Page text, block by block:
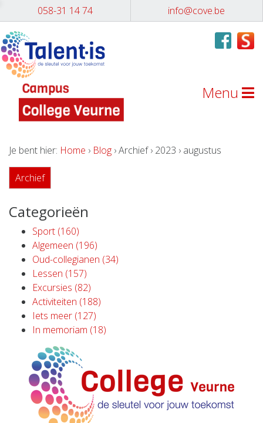
058-31 14 74 info@cove.be
Menu
Je bent hier: Home › Blog › Archief › 2023 › augustus
Archief
Categorieën
Sport (160)
Algemeen (196)
Oud-collegianen (34)
Lessen (157)
Excursies (82)
Activiteiten (188)
Iets meer (127)
In memoriam (18)